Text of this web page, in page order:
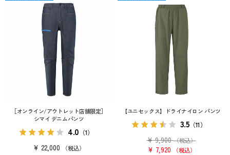
［オンライン/アウトレット店舗限定］
シマイ デニムパンツ
4.0 （1）
¥ 22,000 税込
【ユニセックス】ドライナイロン パンツ
3.5 （11）
¥ 9,900 （税込）
¥ 7,920 税込